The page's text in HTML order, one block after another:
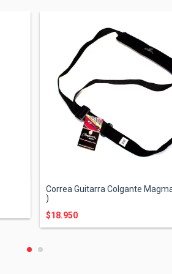
Correa Guitarra Colgante
)
$18.950